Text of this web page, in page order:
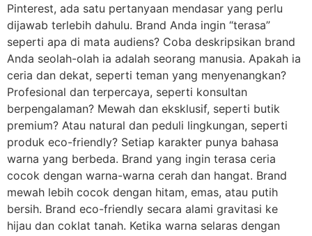
Pinterest, ada satu pertanyaan mendasar yang perlu
dijawab terlebih dahulu. Brand Anda ingin “terasa”
seperti apa di mata audiens? Coba deskripsikan brand
Anda seolah-olah ia adalah seorang manusia. Apakah ia
ceria dan dekat, seperti teman yang menyenangkan?
Profesional dan terpercaya, seperti konsultan
berpengalaman? Mewah dan eksklusif, seperti butik
premium? Atau natural dan peduli lingkungan, seperti
produk eco-friendly? Setiap karakter punya bahasa
warna yang berbeda. Brand yang ingin terasa ceria
cocok dengan warna-warna cerah dan hangat. Brand
mewah lebih cocok dengan hitam, emas, atau putih
bersih. Brand eco-friendly secara alami gravitasi ke
hijau dan coklat tanah. Ketika warna selaras dengan